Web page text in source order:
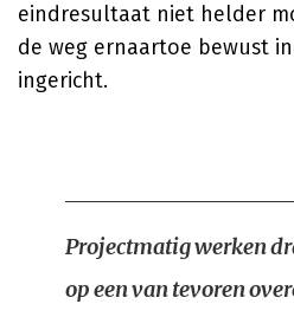
eindresultaat niet helder
de weg ernaartoe bewust
ingericht.
Projectmatig werken
op een van tevoren